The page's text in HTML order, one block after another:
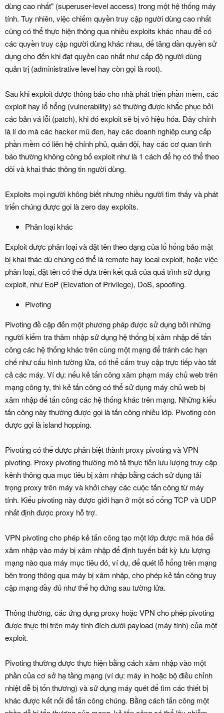
dùng cao nhất" (superuser-level access) trong một hệ thống máy
tính. Tuy nhiên, việc chiếm quyền truy cập người dùng cao nhất
cũng có thể thực hiện thông qua nhiều exploits khác nhau để có
các quyền truy cập người dùng khác nhau, để tăng dần quyền sử
dụng cho đến khi đạt quyền cao nhất như cấp độ người dùng
quản trị (administrative level hay còn gọi là root).
Sau khi exploit được thông báo cho nhà phát triển phần mềm, các
exploit hay lổ hổng (vulnerability) sẽ thường được khắc phục bởi
các bản vá lỗi (patch), khi đó exploit sẽ bị vô hiệu hóa. Đây chính
là lí do mà các hacker mũ đen, hay các doanh nghiêp cung cấp
phần mềm có liên hệ chính phủ, quân đội, hay các cơ quan tình
báo thường không công bố exploit như là 1 cách để họ có thể theo
dõi và khai thác thông tin người dùng.
Exploits mọi người không biết nhưng nhiều người tìm thấy và phát
triển chúng được gọi là zero day exploits.
Phân loại khác
Exploit được phân loại và đặt tên theo dạng của lổ hổng bảo mật
bị khai thác dù chúng có thể là remote hay local exploit, hoặc việc
phân loại, đặt tên có thể dựa trên kết quả của quá trình sử dụng
exploit, như EoP (Elevation of Privilege), DoS, spoofing.
Pivoting
Pivoting đề cập đến một phương pháp được sử dụng bởi những
người kiểm tra thâm nhập sử dụng hệ thống bị xâm nhập để tấn
công các hệ thống khác trên cùng một mạng để tránh các hạn
chế như cấu hình tường lửa, có thể cấm truy cập trực tiếp vào tất
cả các máy. Ví dụ: nếu kẻ tấn công xâm phạm máy chủ web trên
mạng công ty, thì kẻ tấn công có thể sử dụng máy chủ web bị
xâm nhập để tấn công các hệ thống khác trên mạng. Những kiểu
tấn công này thường được gọi là tấn công nhiều lớp. Pivoting còn
được gọi là island hopping.
Pivoting có thể được phân biệt thành proxy pivoting và VPN
pivoting. Proxy pivoting thường mô tả thực tiễn lưu lượng truy cập
kênh thông qua mục tiêu bị xâm nhập bằng cách sử dụng tải
trọng proxy trên máy và khởi chạy các cuộc tấn công từ máy
tính. Kiểu pivoting này được giới hạn ở một số cổng TCP và UDP
nhất định được proxy hỗ trợ.
VPN pivoting cho phép kẻ tấn công tạo một lớp được mã hóa để
xâm nhập vào máy bị xâm nhập để định tuyến bất kỳ lưu lượng
mạng nào qua máy mục tiêu đó, ví dụ, để quét lỗ hổng trên mạng
bên trong thông qua máy bị xâm nhập, cho phép kẻ tấn công truy
cập mạng đầy đủ như thể họ đứng sau tường lửa.
Thông thường, các ứng dụng proxy hoặc VPN cho phép pivoting
được thực thi trên máy tính đích dưới payload (máy tính) của một
exploit.
Pivoting thường được thực hiện bằng cách xâm nhập vào một
phần của cơ sở hạ tầng mạng (ví dụ: máy in hoặc bộ điều chỉnh
nhiệt dễ bị tổn thương) và sử dụng máy quét để tìm các thiết bị
khác được kết nối để tấn công chúng. Bằng cách tấn công một